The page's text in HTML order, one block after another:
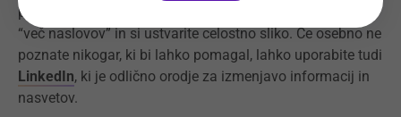
prebrali. Najbolje je, da se po informacije odpravite na
“več naslovov” in si ustvarite celostno sliko. Če osebno ne
poznate nikogar, ki bi lahko pomagal, lahko uporabite tudi
LinkedIn, ki je odlično orodje za izmenjavo informacij in
nasvetov.